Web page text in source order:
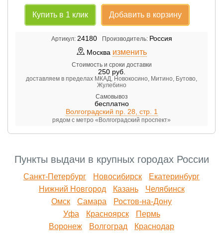
Купить в 1 клик Добавить в корзину
Артикул: 24180 Производитель: Россия
Москва изменить
Стоимость и сроки доставки
250руб.
доставляем в пределах МКАД, Новокосино, Митино, Бутово,
Жулебино
Самовывоз
бесплатно
Волгоградский пр. 28, стр. 1
рядом с метро «Волгоградский проспект»
Пункты выдачи в крупных городах России
Санкт-Петербург Новосибирск
Екатеринбург
Нижний Новгород
Казань
Челябинск
Омск
Самара
Ростов-на-Дону
Уфа
Красноярск
Пермь
Воронеж
Волгоград Краснодар